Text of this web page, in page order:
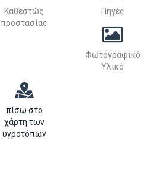
Καθεστώς
προστασίας
Πηγές
Φωτογραφικό
Υλικό
πίσω στο
χάρτη των
υγροτόπων